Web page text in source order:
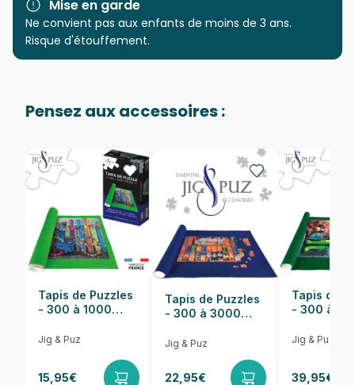
Catégorie
Puzzles - Amour et
EAN 8699375068498
Nombre de pièces 1023 pièces
Dimensions 60 x 60 cm
Mise en garde
Ne convient pas aux enfants de moins de 3 ans.
Risque d'étouffement.
Pensez aux accessoires :
Tapis de Puzzles
- 300 à 1000
Jig & Puz
15,95€
Tapis de Puzzles
- 300 à 3000
Jig & Puz
22,95€
Tapis de
- 300 à
Jig & Puz
39,95€